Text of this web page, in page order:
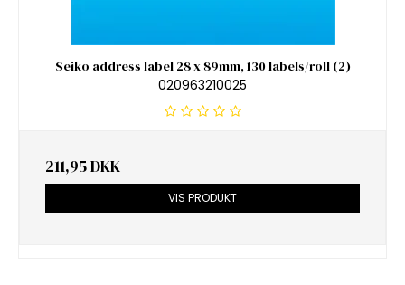
Seiko address label 28 x 89mm, 130 labels/roll (2)
020963210025
211,95 DKK
VIS PRODUKT